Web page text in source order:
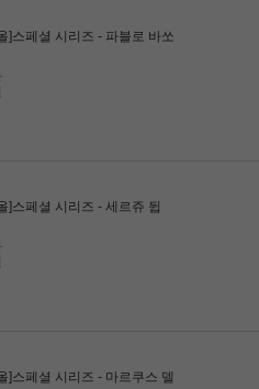
]스페셜 시리즈 - 파블로 바쏘
]스페셜 시리즈 - 세르쥬 뒵
]스페셜 시리즈 - 마르쿠스 델